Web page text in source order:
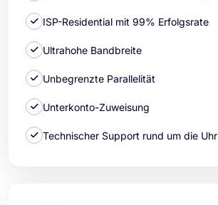
ISP-Residential mit 99% Erfolgsrate
Ultrahohe Bandbreite
Unbegrenzte Parallelität
Unterkonto-Zuweisung
Technischer Support rund um die Uhr